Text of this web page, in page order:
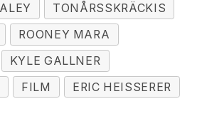
TONÅRSSKRÄCKIS
ROONEY MARA
KYLE GALLNER
FILM ERIC HEISSERER